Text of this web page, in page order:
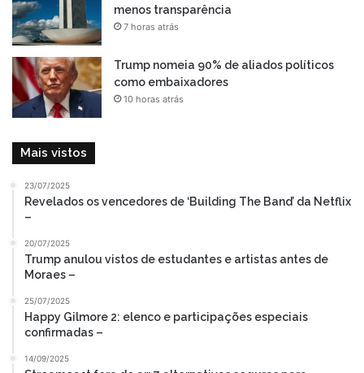
menos transparência
7 horas atrás
Trump nomeia 90% de aliados políticos
como embaixadores
10 horas atrás
Mais vistos
23/07/2025
Revelados os vencedores de ‘Building The Band’ da Netflix
–
20/07/2025
Trump anulou vistos de estudantes e artistas antes de
Moraes –
25/07/2025
Happy Gilmore 2: elenco e participações especiais
confirmadas –
14/09/2025